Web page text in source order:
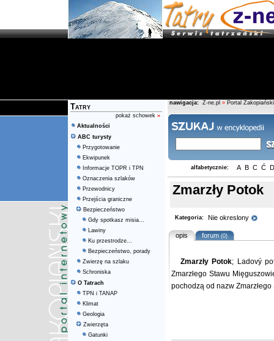
Tatry
pokaż schowek »
Aktualności
ABC turysty
Przygotowanie
Ekwipunek
Informacje TOPR i TPN
Oznaczenia szlaków
Przewodnicy
Przejścia graniczne
Bezpieczeństwo
Gdy spotkasz misia...
Lawiny
Ku przestrodze...
Bezpieczeństwo, porady
Zwierzę na szlaku
Schroniska
O Tatrach
TPN i TANAP
Klimat
Geologia
Zwierzęta
Gatunki
nawigacja: Z-ne.pl » Portal Zakopiański
alfabetycznie: A B C Ć D
Zmarzły Potok
Kategoria: Nie okreslony
opis forum(0)
Zmarzły Potok; Ladový
Zmarzłego Stawu
pochodzą od nazw Zmarzłego